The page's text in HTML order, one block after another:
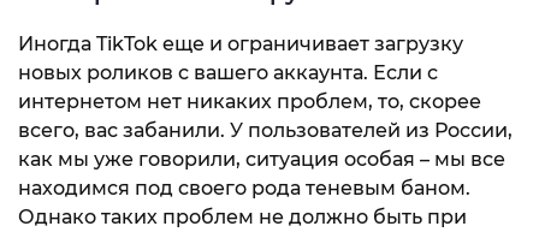
Иногда TikTok еще и ограничивает загрузку
новых роликов с вашего аккаунта. Если с
интернетом нет никаких проблем, то, скорее
всего, вас забанили. У пользователей из России,
как мы уже говорили, ситуация особая – мы все
находимся под своего рода теневым баном.
Однако таких проблем не должно быть при